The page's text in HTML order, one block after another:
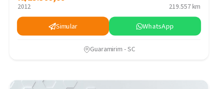
2012 219.557 km
Simular WhatsApp
Guaramirim - SC